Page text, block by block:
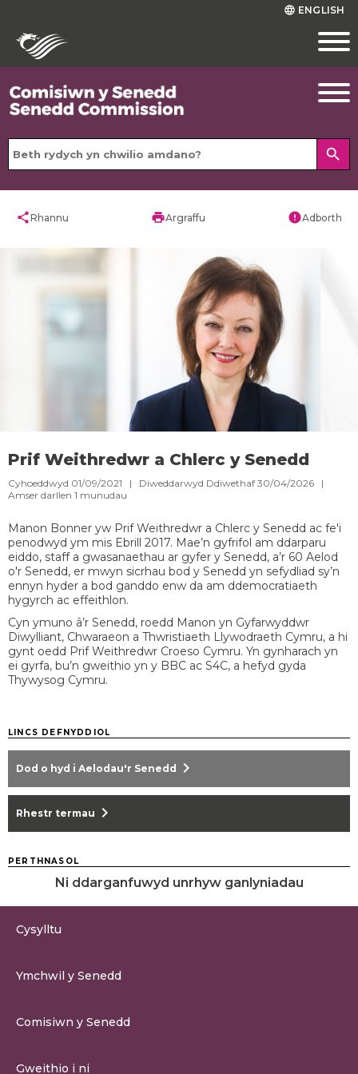
language ENGLISH
search
shareRhannu printArgraffu errorAdborth
Prif Weithredwr a Chlerc y Senedd
Cyhoeddwyd 01/09/2021 | Diweddarwyd Ddiwethaf 30/04/2026 |
Amser darllen 1 munudau
Manon Bonner yw Prif Weithredwr a Chlerc y Senedd ac fe'i
penodwyd ym mis Ebrill 2017. Mae’n gyfrifol am ddarparu
eiddo, staff a gwasanaethau ar gyfer y Senedd, a’r 60 Aelod
o'r Senedd, er mwyn sicrhau bod y Senedd yn sefydliad sy’n
ennyn hyder a bod ganddo enw da am ddemocratiaeth
hygyrch ac effeithlon.
Cyn ymuno â’r Senedd, roedd Manon yn Gyfarwyddwr
Diwylliant, Chwaraeon a Thwristiaeth Llywodraeth Cymru, a hi
gynt oedd Prif Weithredwr Croeso Cymru. Yn gynharach yn
ei gyrfa, bu’n gweithio yn y BBC ac S4C, a hefyd gyda
Thywysog Cymru.
LINCS DEFNYDDIOL
Dod o hyd i Aelodau'r Senedd chevron_right
Rhestr termau chevron_right
PERTHNASOL
Ni ddarganfuwyd unrhyw ganlyniadau
Cysylltu
Cysylltu â Senedd Cymru
Ymchwil y Senedd
Comisiwn y Senedd
Gweithio i ni